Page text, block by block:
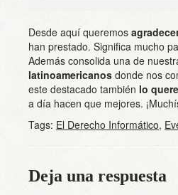
Desde aquí queremos
han prestado. Significa mucho
Además consolida una de
latinoamericanos donde nos
este destacado también lo
a día hacen que mejores.
Tags: El Derecho Informático,
Deja una respuesta